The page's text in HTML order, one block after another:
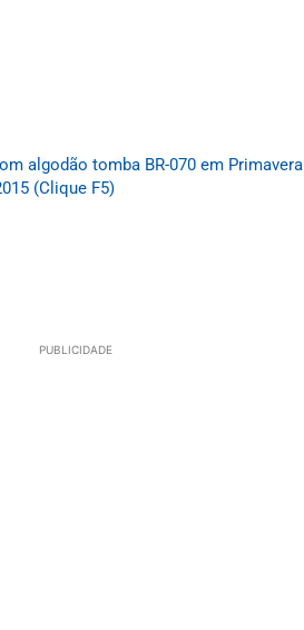
algodão tomba BR-070 em Primavera
(Clique F5)
PUBLICIDADE